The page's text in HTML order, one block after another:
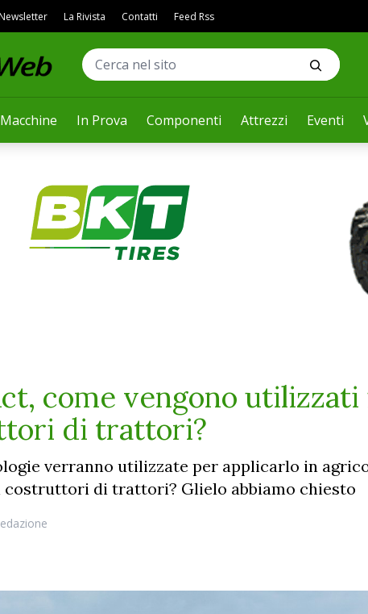
Macchine In Prova Componenti Attrezzi Eventi
La Rivista Contatti Feed Rss
come vengono
di trattori?
verranno utilizzate per applicarlo in
costruttori di trattori? Glielo abbiamo chiesto